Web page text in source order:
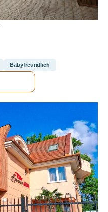
Babyfreundlich